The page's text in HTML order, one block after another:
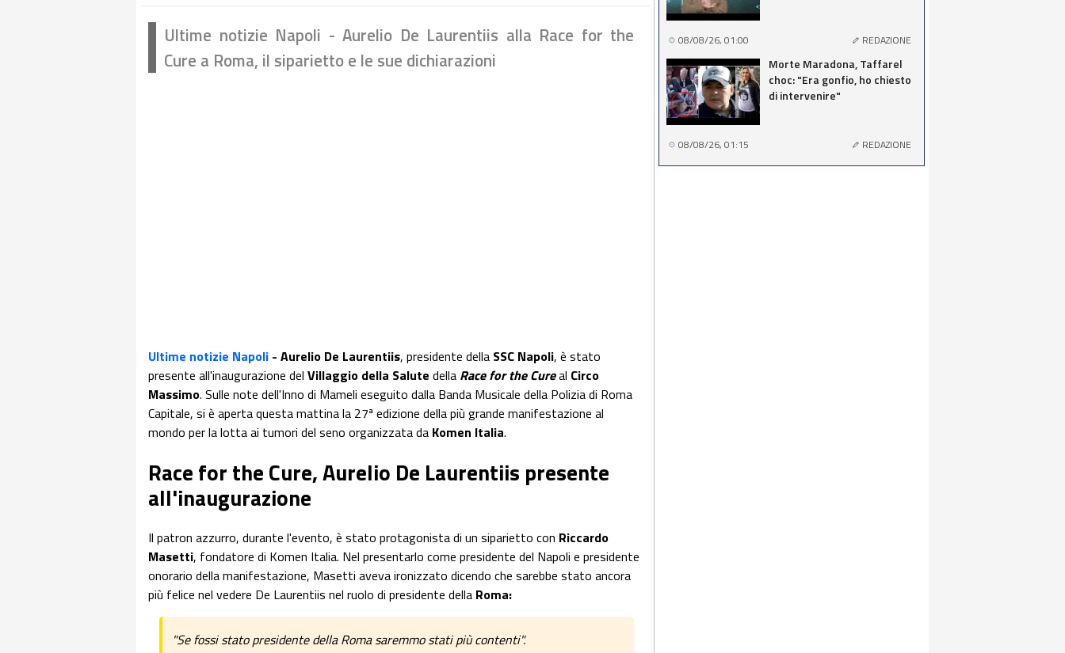
Ultime notizie Napoli - Aurelio De Laurentiis alla Race for the
Cure a Roma, il siparietto e le sue dichiarazioni
Ultime notizie Napoli - Aurelio De Laurentiis, presidente della SSC Napoli, è stato
presente all'inaugurazione del Villaggio della Salute della Race for the Cureal Circo
Massimo. Sulle note dell'Inno di Mameli eseguito dalla Banda Musicale della Polizia di Roma
Capitale, si è aperta questa mattina la 27ª edizione della più grande manifestazione al
mondo per la lotta ai tumori del seno organizzata da Komen Italia.
Race for the Cure, Aurelio De Laurentiis presente
all'inaugurazione
Il patron azzurro, durante l'evento, è stato protagonista di un siparietto con Riccardo
Masetti, fondatore di Komen Italia. Nel presentarlo come presidente del Napoli e presidente
onorario della manifestazione, Masetti aveva ironizzato dicendo che sarebbe stato ancora
più felice nel vedere De Laurentiis nel ruolo di presidente della Roma:
"Se fossi stato presidente della Roma saremmo stati più contenti".
08/08/26, 01:00 REDAZIONE
Morte Maradona, Taffarel
choc: "Era gonfio, ho chiesto
di intervenire"
08/08/26, 01:15 REDAZIONE